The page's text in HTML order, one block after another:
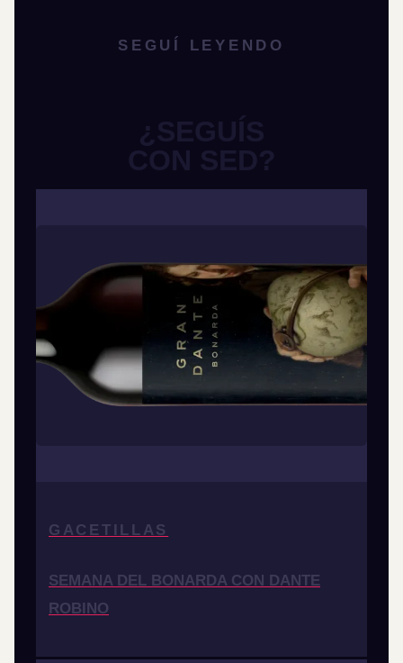
SEGUÍ LEYENDO
¿SEGUÍS
CON SED?
GACETILLAS
SEMANA DEL BONARDA CON DANTE
ROBINO